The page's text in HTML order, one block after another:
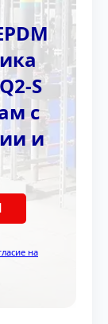
S
с
и
на